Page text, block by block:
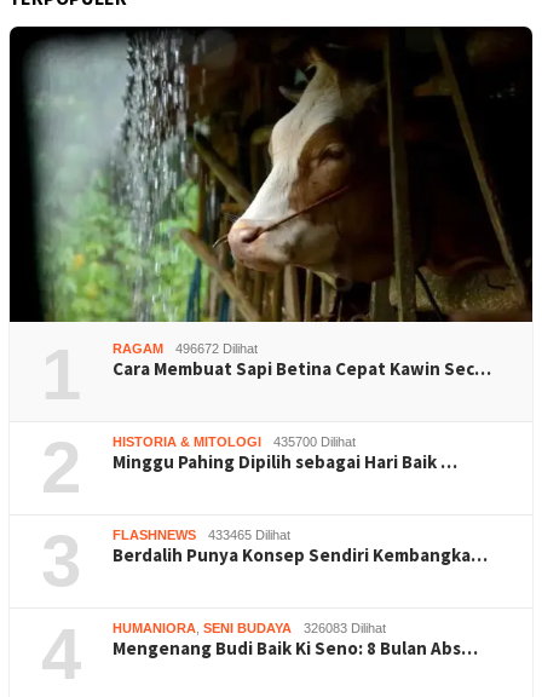
1 RAGAM 496672 Dilihat
Cara Membuat Sapi Betina Cepat Kawin Sec…
2 HISTORIA & MITOLOGI 435700 Dilihat
Minggu Pahing Dipilih sebagai Hari Baik …
3 FLASHNEWS 433465 Dilihat
Berdalih Punya Konsep Sendiri Kembangka…
4 HUMANIORA, SENI BUDAYA 326083 Dilihat
Mengenang Budi Baik Ki Seno: 8 Bulan Abs…